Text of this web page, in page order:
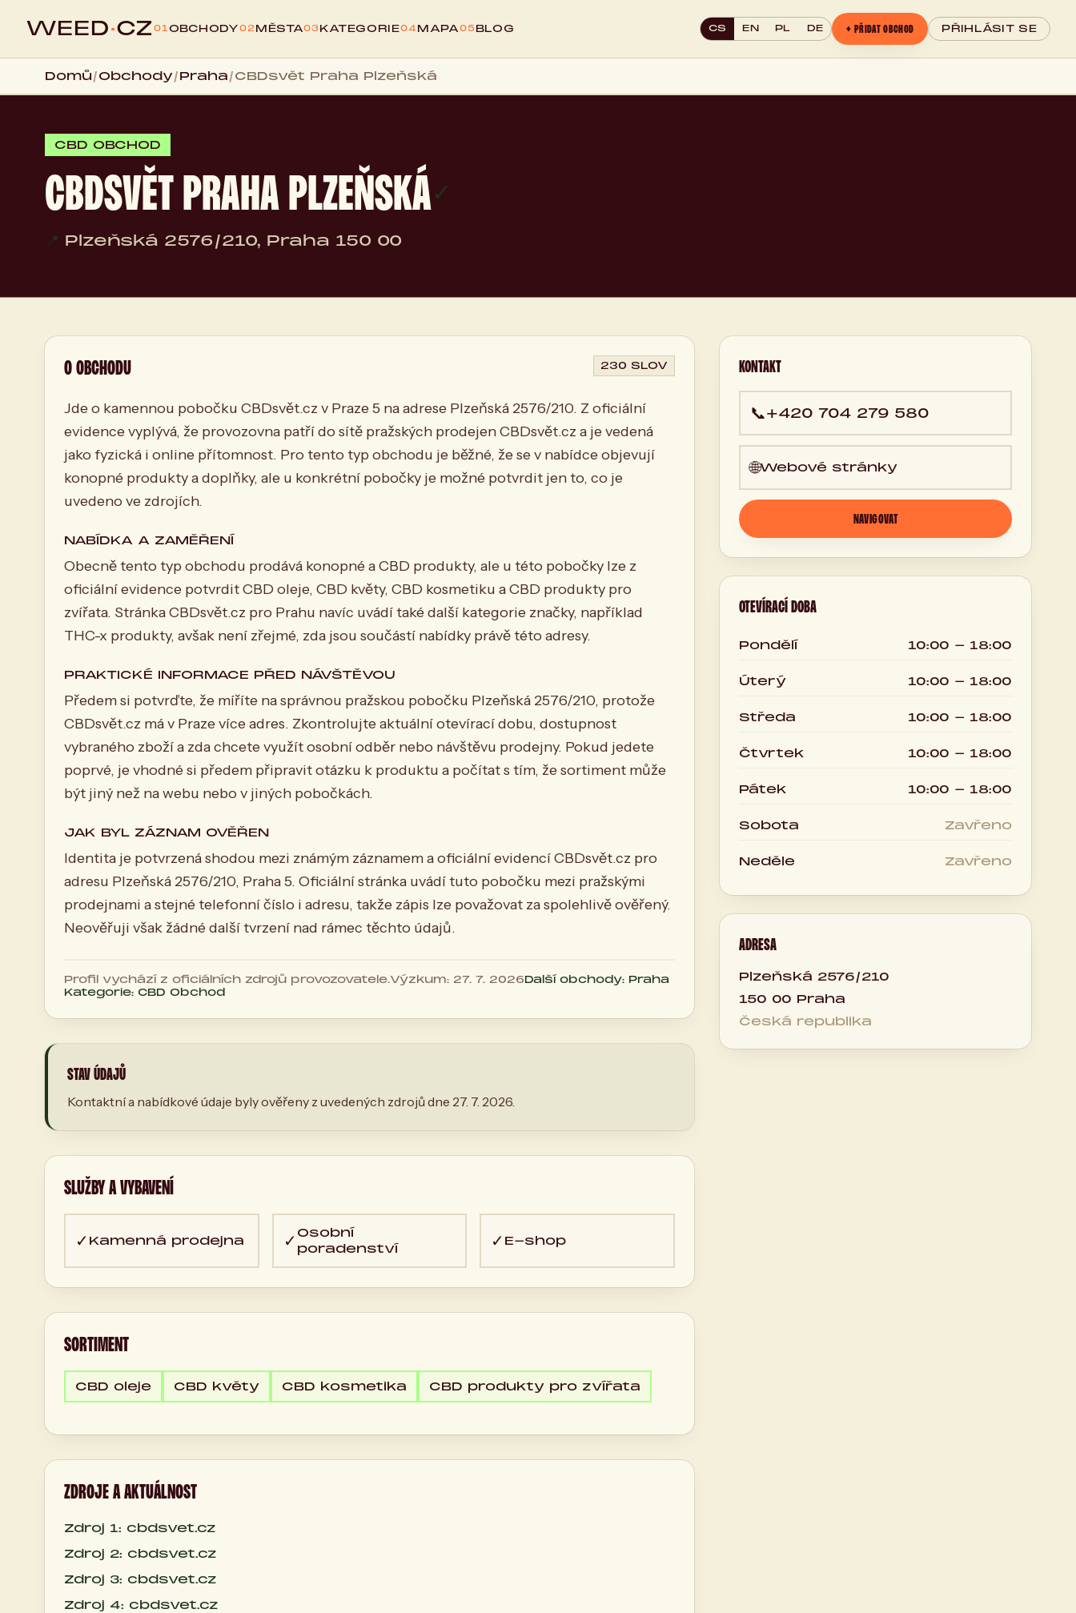
WEED·CZ 01OBCHODY02 MĚSTA03 KATEGORIE04 MAPA05 BLOG CS EN PL DE + PŘIDAT OBCHOD PŘIHLÁSIT SE
Domů/Obchody/Praha/CBDsvět Praha Plzeňská
CBD OBCHOD
CBDSVĚT PRAHA PLZEŇSKÁ✓
📍 Plzeňská 2576/210, Praha 150 00
O OBCHODU 230 SLOV
Jde o kamennou pobočku CBDsvět.cz v Praze 5 na adrese Plzeňská 2576/210. Z oficiální
evidence vyplývá, že provozovna patří do sítě pražských prodejen CBDsvět.cz a je vedená
jako fyzická i online přítomnost. Pro tento typ obchodu je běžné, že se v nabídce objevují
konopné produkty a doplňky, ale u konkrétní pobočky je možné potvrdit jen to, co je
uvedeno ve zdrojích.
NABÍDKA A ZAMĚŘENÍ
Obecně tento typ obchodu prodává konopné a CBD produkty, ale u této pobočky lze z
oficiální evidence potvrdit CBD oleje, CBD květy, CBD kosmetiku a CBD produkty pro
zvířata. Stránka CBDsvět.cz pro Prahu navíc uvádí také další kategorie značky, například
THC-x produkty, avšak není zřejmé, zda jsou součástí nabídky právě této adresy.
PRAKTICKÉ INFORMACE PŘED NÁVŠTĚVOU
Předem si potvrďte, že míříte na správnou pražskou pobočku Plzeňská 2576/210, protože
CBDsvět.cz má v Praze více adres. Zkontrolujte aktuální otevírací dobu, dostupnost
vybraného zboží a zda chcete využít osobní odběr nebo návštěvu prodejny. Pokud jedete
poprvé, je vhodné si předem připravit otázku k produktu a počítat s tím, že sortiment může
být jiný než na webu nebo v jiných pobočkách.
JAK BYL ZÁZNAM OVĚŘEN
Identita je potvrzená shodou mezi známým záznamem a oficiální evidencí CBDsvět.cz pro
adresu Plzeňská 2576/210, Praha 5. Oficiální stránka uvádí tuto pobočku mezi pražskými
prodejnami a stejné telefonní číslo i adresu, takže zápis lze považovat za spolehlivě ověřený.
Neověřuji však žádné další tvrzení nad rámec těchto údajů.
Profil vychází z oficiálních zdrojů provozovatele.Výzkum: 27. 7. 2026Další obchody: Praha
Kategorie: CBD Obchod
STAV ÚDAJŮ
Kontaktní a nabídkové údaje byly ověřeny z uvedených zdrojů dne 27. 7. 2026.
SLUŽBY A VYBAVENÍ
✓ Kamenná prodejna ✓ Osobní
poradenství
✓ E-shop
SORTIMENT
CBD oleje CBD květy CBD kosmetika CBD produkty pro zvířata
ZDROJE A AKTUÁLNOST
Zdroj 1: cbdsvet.cz
Zdroj 2: cbdsvet.cz
Zdroj 3: cbdsvet.cz
Zdroj 4: cbdsvet.cz
KONTAKT
📞+420 704 279 580
🌐Webové stránky
NAVIGOVAT
OTEVÍRACÍ DOBA
Pondělí 10:00 - 18:00
Úterý 10:00 - 18:00
Středa 10:00 - 18:00
Čtvrtek 10:00 - 18:00
Pátek 10:00 - 18:00
Sobota Zavřeno
Neděle Zavřeno
ADRESA
Plzeňská 2576/210
150 00 Praha
Česká republika